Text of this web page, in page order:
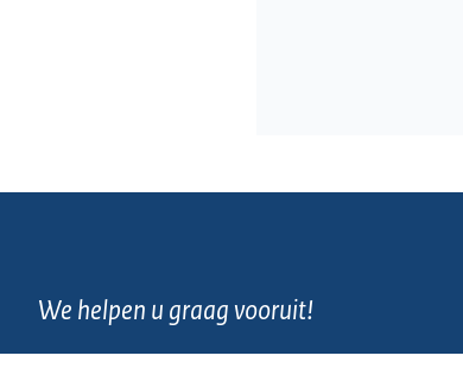
We helpen u graag vooruit!